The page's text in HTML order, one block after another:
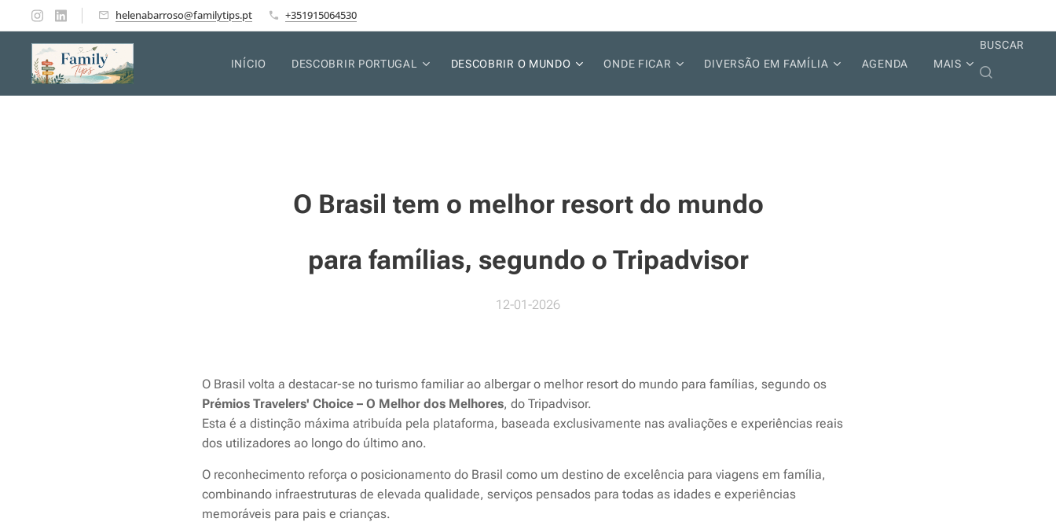
helenabarroso@familytips.pt +351915064530
INÍCIO DESCOBRIR PORTUGAL DESCOBRIR O MUNDO ONDE FICAR DIVERSÃO EM FAMÍLIA AGENDA MAIS
BUSCAR
O Brasil tem o melhor resort do mundo
para famílias, segundo o Tripadvisor
12-01-2026
O Brasil volta a destacar-se no turismo familiar ao albergar o melhor resort do mundo para famílias, segundo os
Prémios Travelers' Choice – O Melhor dos Melhores, do Tripadvisor.
Esta é a distinção máxima atribuída pela plataforma, baseada exclusivamente nas avaliações e experiências reais
dos utilizadores ao longo do último ano.
O reconhecimento reforça o posicionamento do Brasil como um destino de excelência para viagens em família,
combinando infraestruturas de elevada qualidade, serviços pensados para todas as idades e experiências
memoráveis para pais e crianças.